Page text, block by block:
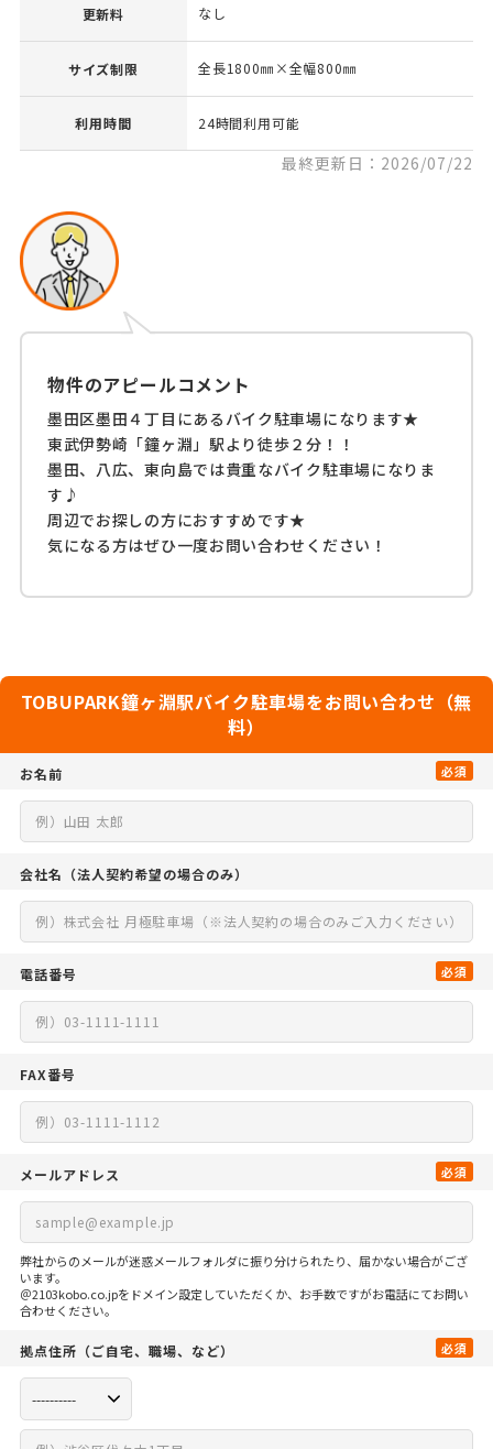
更新料 なし
サイズ制限 全長1800㎜×全幅800㎜
利用時間 24時間利用可能
最終更新日：2026/07/22
物件のアピールコメント
墨田区墨田４丁目にあるバイク駐車場になります★
東武伊勢崎「鐘ヶ淵」駅より徒歩２分！！
墨田、八広、東向島では貴重なバイク駐車場になりま
す♪
周辺でお探しの方におすすめです★
気になる方はぜひ一度お問い合わせください！
TOBUPARK鐘ヶ淵駅バイク駐車場をお問い合わせ（無
料）
お名前 必須
会社名 （法人契約希望の場合のみ）
電話番号 必須
FAX番号
メールアドレス 必須
弊社からのメールが迷惑メールフォルダに振り分けられたり、届かない場合がござ
います。
＠2103kobo.co.jpをドメイン設定していただくか、お手数ですがお電話にてお問い
合わせください。
拠点住所 （ご自宅、 職場、など） 必須